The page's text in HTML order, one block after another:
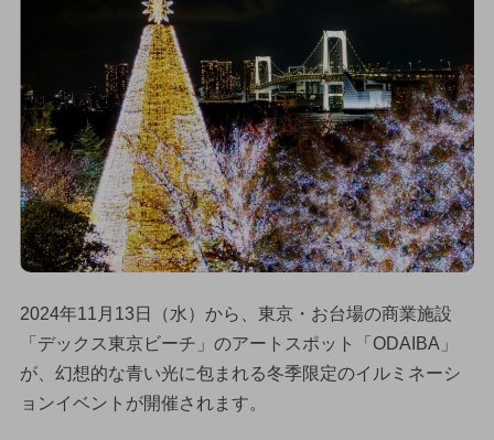
2024年11月13日（水）から、東京・お台場の商業施設
「デックス東京ビーチ」のアートスポット「ODAIBA」
が、幻想的な青い光に包まれる冬季限定のイルミネーシ
ョンイベントが開催されます。